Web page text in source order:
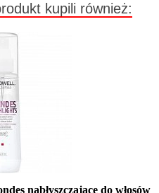
kupili również:
nabłyszczające do włosów